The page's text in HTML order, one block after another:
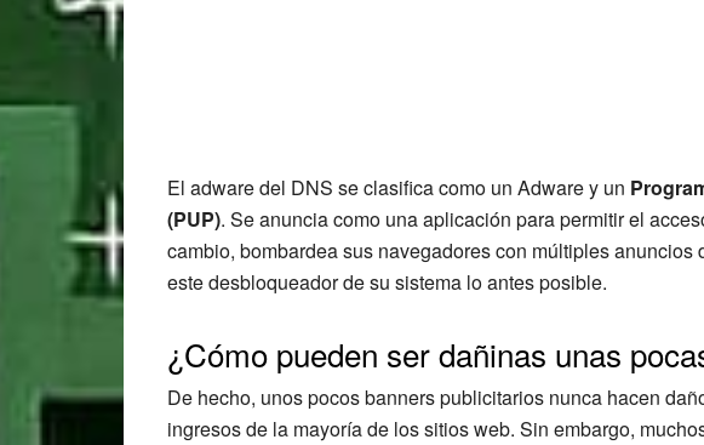
El adware del DNS se clasifica como un Adware y un
(PUP). Se anuncia como una aplicación para permitir el
cambio, bombardea sus navegadores con múltiples anuncios
este desbloqueador de su sistema lo antes posible.
¿Cómo pueden ser dañinas unas
De hecho, unos pocos banners publicitarios nunca hacen
ingresos de la mayoría de los sitios web. Sin embargo,